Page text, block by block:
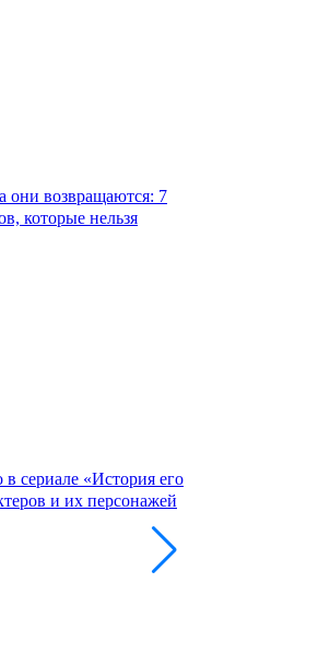
возвращаются: 7
которые нельзя
в сериале «История его
и их персонажей